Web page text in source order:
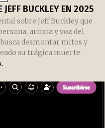
JEFF BUCKLEY EN 2025
sobre Jeff Buckley que
artista y voz del
desmontar mitos y
su trágica muerte.